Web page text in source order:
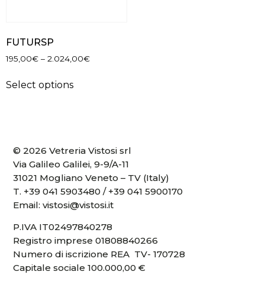
FUTURSP
195,00€ – 2.024,00€
Select options
© 2026 Vetreria Vistosi srl
Via Galileo Galilei, 9-9/A-11
31021 Mogliano Veneto – TV (Italy)
T. +39 041 5903480 / +39 041 5900170
Email:vistosi@vistosi.it
P.IVA IT02497840278
Registro imprese 01808840266
Numero di iscrizione REA TV- 170728
Capitale sociale 100.000,00 €